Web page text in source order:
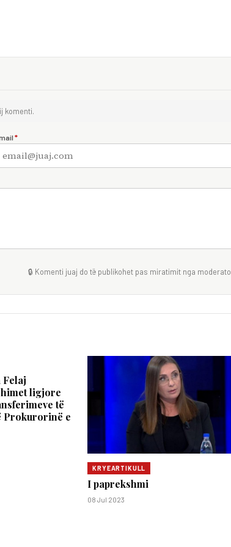
komenti.
*
🔒 Komenti juaj do të publikohet pas miratimit nga
Felaj
ligjore
të
Prokurorinë e
KRYEARTIKULL
I paprekshmi
08 Jul 2023